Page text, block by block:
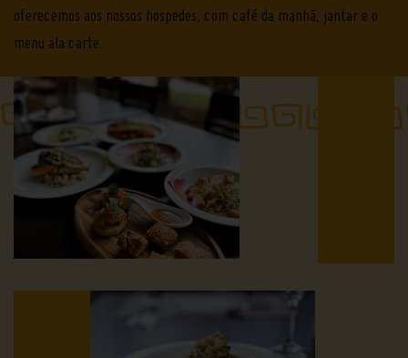
Copa
Baby
oferecemos aos nossos hospedes, com café da manhã, jantar e o
menu ala carte.